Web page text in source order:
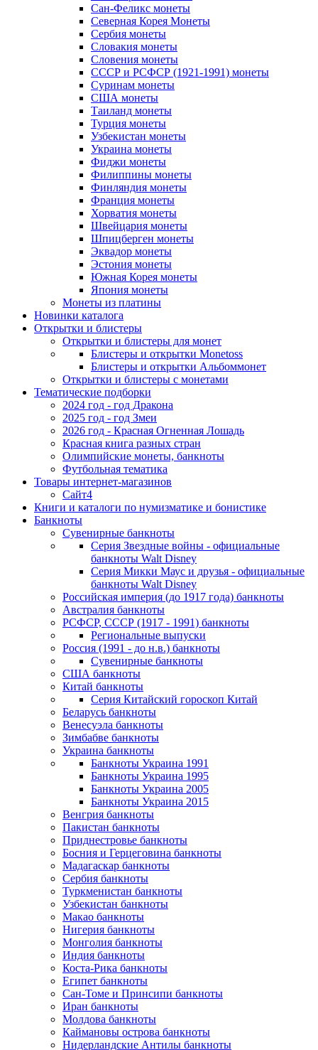
Сан-Феликс монеты
Северная Корея Монеты
Сербия монеты
Словакия монеты
Словения монеты
СССР и РСФСР (1921-1991) монеты
Суринам монеты
США монеты
Таиланд монеты
Турция монеты
Узбекистан монеты
Украина монеты
Фиджи монеты
Филиппины монеты
Финляндия монеты
Франция монеты
Хорватия монеты
Швейцария монеты
Шпицберген монеты
Эквадор монеты
Эстония монеты
Южная Корея монеты
Япония монеты
Монеты из платины
Новинки каталога
Открытки и блистеры
Открытки и блистеры для монет
Блистеры и открытки Monetoss
Блистеры и открытки Альбоммонет
Открытки и блистеры с монетами
Тематические подборки
2024 год - год Дракона
2025 год - год Змеи
2026 год - Красная Огненная Лошадь
Красная книга разных стран
Олимпийские монеты, банкноты
Футбольная тематика
Товары интернет-магазинов
Сайт4
Книги и каталоги по нумизматике и бонистике
Банкноты
Сувенирные банкноты
Серия Звездные войны - официальные
банкноты Walt Disney
Серия Микки Маус и друзья - официальные
банкноты Walt Disney
Российская империя (до 1917 года) банкноты
Австралия банкноты
РСФСР, СССР (1917 - 1991) банкноты
Региональные выпуски
Россия (1991 - до н.в.) банкноты
Сувенирные банкноты
США банкноты
Китай банкноты
Серия Китайский гороскоп Китай
Беларусь банкноты
Венесуэла банкноты
Зимбабве банкноты
Украина банкноты
Банкноты Украина 1991
Банкноты Украина 1995
Банкноты Украина 2005
Банкноты Украина 2015
Венгрия банкноты
Пакистан банкноты
Приднестровье банкноты
Босния и Герцеговина банкноты
Мадагаскар банкноты
Сербия банкноты
Туркменистан банкноты
Узбекистан банкноты
Макао банкноты
Нигерия банкноты
Монголия банкноты
Индия банкноты
Коста-Рика банкноты
Египет банкноты
Сан-Томе и Принсипи банкноты
Иран банкноты
Молдова банкноты
Каймановы острова банкноты
Нидерландские Антилы банкноты